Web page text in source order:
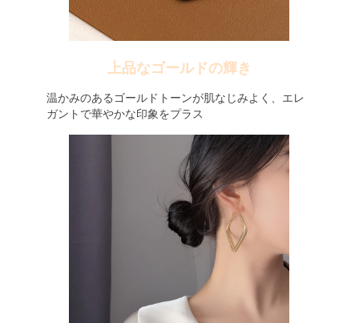
上品なゴールドの輝き
温かみのあるゴールドトーンが肌なじみよく、エレ
ガントで華やかな印象をプラス